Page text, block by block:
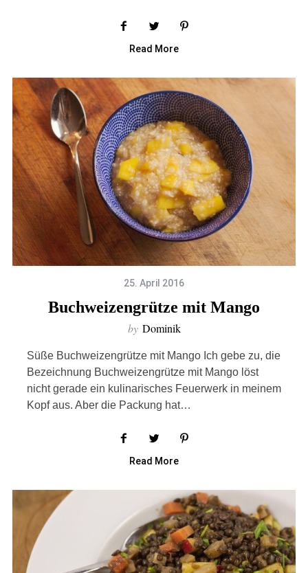
Read More
25. April 2016
Buchweizengrütze mit Mango
by Dominik
Süße Buchweizengrütze mit Mango Ich gebe zu, die
Bezeichnung Buchweizengrütze mit Mango löst
nicht gerade ein kulinarisches Feuerwerk in meinem
Kopf aus. Aber die Packung hat…
Read More